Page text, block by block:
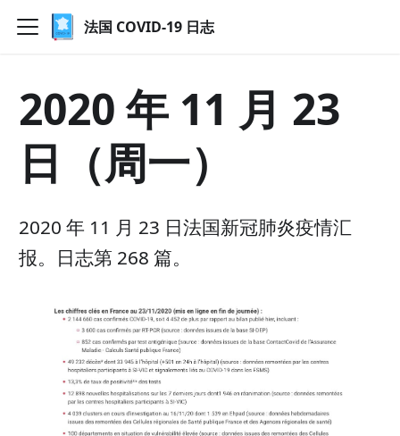
法国 COVID-19 日志
2020 年 11 月 23
日（周一）
2020 年 11 月 23 日法国新冠肺炎疫情汇
报。日志第 268 篇。